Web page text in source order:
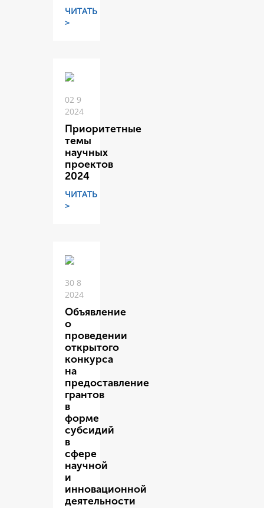
ЧИТАТЬ
>
02 9
2024
Приоритетные
темы
научных
проектов
2024
ЧИТАТЬ
>
30 8
2024
Объявление
о
проведении
открытого
конкурса
на
предоставление
грантов
в
форме
субсидий
в
сфере
научной
и
инновационной
деятельности